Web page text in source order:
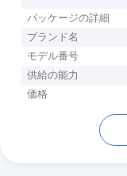
パッケージの詳細
ブランド名
モデル番号
供給の能力
価格